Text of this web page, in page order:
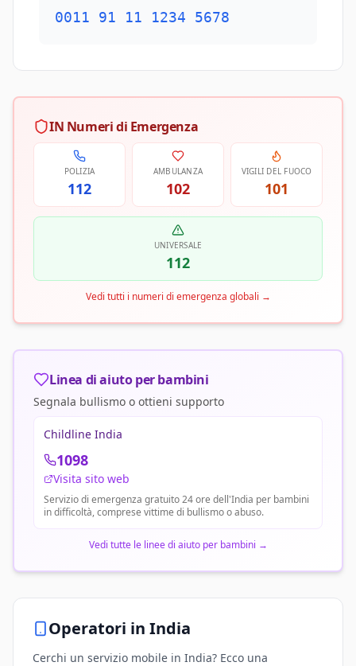
0011 91 11 1234 5678
IN Numeri di Emergenza
POLIZIA
112
AMBULANZA
102
VIGILI DEL FUOCO
101
UNIVERSALE
112
Vedi tutti i numeri di emergenza globali →
Linea di aiuto per bambini
Segnala bullismo o ottieni supporto
Childline India
1098
Visita sito web
Servizio di emergenza gratuito 24 ore dell'India per bambini
in difficoltà, comprese vittime di bullismo o abuso.
Vedi tutte le linee di aiuto per bambini →
Operatori in India
Cerchi un servizio mobile in India? Ecco una